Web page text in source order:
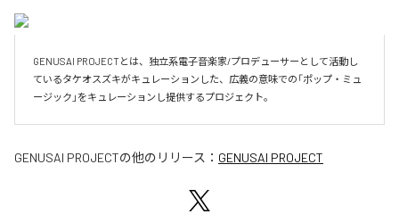
GENUSAI PROJECTとは、独立系電子音楽家/プロデューサーとして活動し
ているタケオスズキがキュレーションした、広義の意味での「ポップ・ミュ
ージック」をキュレーションし提供するプロジェクト。
GENUSAI PROJECTの他のリリース： GENUSAI PROJECT